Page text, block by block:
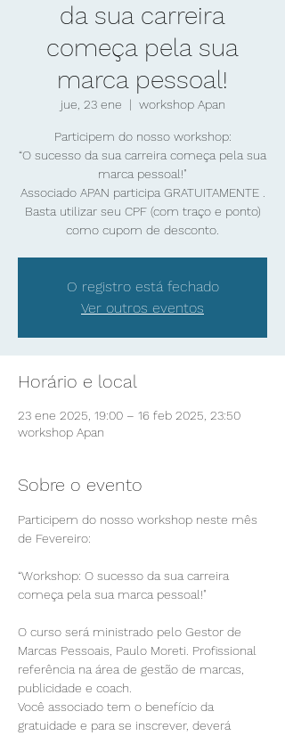
da sua carreira
começa pela sua
marca pessoal!
jue, 23 ene
  |
workshop Apan
Participem do nosso workshop:
“O sucesso da sua carreira começa pela sua
marca pessoal!"
Associado APAN participa GRATUITAMENTE .
Basta utilizar seu CPF (com traço e ponto)
O registro está fechado
Ver outros eventos
Horário e local
23 ene 2025, 19:00 – 16 feb 2025, 23:50
workshop Apan
Sobre o evento
Participem do nosso workshop neste mês
de Fevereiro:
“Workshop: O sucesso da sua carreira
começa pela sua marca pessoal!"
O curso será ministrado pelo Gestor de
Marcas Pessoais, Paulo Moreti. Profissional
referência na área de gestão de marcas,
publicidade e coach.
Você associado tem o benefício da
gratuidade e para se inscrever, deverá